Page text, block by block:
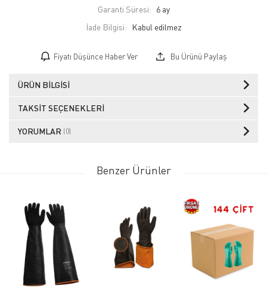
Garanti Süresi: 6 ay
İade Bilgisi:
Fiyatı Düşünce Haber Ver Bu Ürünü Paylaş
ÜRÜN BILGISI
TAKSIT SEÇENEKLERI
YORUMLAR (0)
Benzer Ürünler